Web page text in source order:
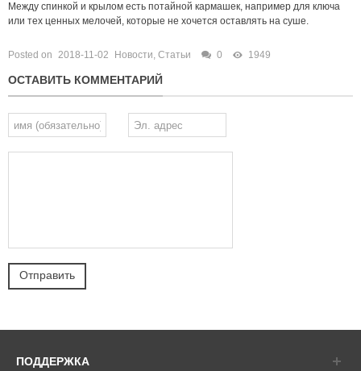
Между спинкой и крылом есть потайной кармашек, например для ключа
или тех ценных мелочей, которые не хочется оставлять на суше.
Posted on 2018-11-02 Новости, Статьи 0 1949
ОСТАВИТЬ КОММЕНТАРИЙ
ПОДДЕРЖКА